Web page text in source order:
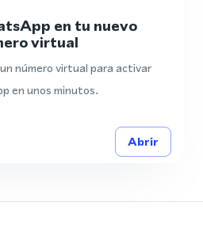
en tu nuevo
virtual
número virtual para activar
en unos minutos.
Abrir